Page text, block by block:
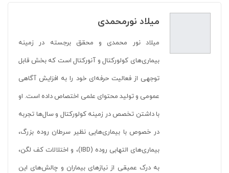
میلاد نورمحمدی
میلاد نور محمدی و محقق برجسته در زمینه
بیماری‌های کولورکتال و آنورکتال است که بخش قابل
توجهی از فعالیت حرفه‌ای خود را به افزایش آگاهی
عمومی و تولید محتوای علمی اختصاص داده است. او
با داشتن تخصص در زمینه کولورکتال و سال‌ها تجربه
در خصوص با بیماری‌هایی نظیر سرطان روده بزرگ،
بیماری‌های التهابی روده (IBD)، و اختلالات کف لگن،
به درک عمیقی از نیازهای بیماران و چالش‌های این